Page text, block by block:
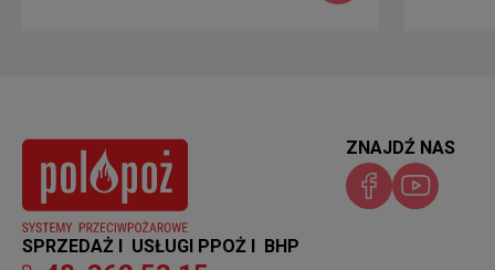
SPRZEDAŻ I USŁUGI PPOŻ I BHP
ZNAJDŹ NAS